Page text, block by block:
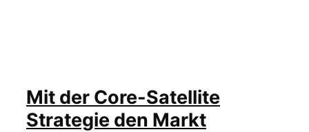
Mit der Core-Satellite
Strategie den Markt